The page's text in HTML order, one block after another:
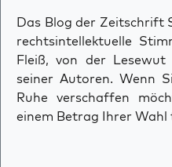
Das Blog der Zeitschrift
rechtsintellektuelle
Fleiß, von der
seiner Autoren. Wenn
Ruhe verschaffen
einem Betrag Ihrer Wahl